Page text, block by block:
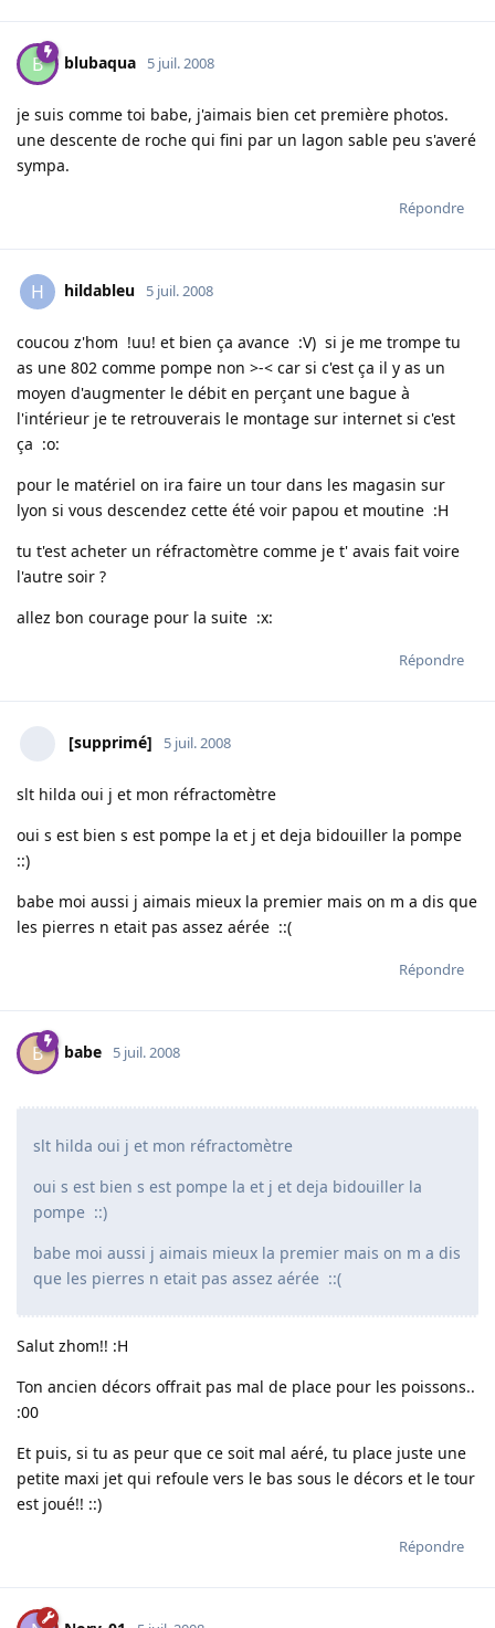
B blubaqua 5 juil. 2008
je suis comme toi babe, j'aimais bien cet première photos.
une descente de roche qui fini par un lagon sable peu s'averé
sympa.
Répondre
H hildableu 5 juil. 2008
coucou z'hom !uu! et bien ça avance :V) si je me trompe tu
as une 802 comme pompe non >-< car si c'est ça il y as un
moyen d'augmenter le débit en perçant une bague à
l'intérieur je te retrouverais le montage sur internet si c'est
ça :o:
pour le matériel on ira faire un tour dans les magasin sur
lyon si vous descendez cette été voir papou et moutine :H
tu t'est acheter un réfractomètre comme je t' avais fait voire
l'autre soir ?
allez bon courage pour la suite :x:
Répondre
[supprimé] 5 juil. 2008
slt hilda oui j et mon réfractomètre
oui s est bien s est pompe la et j et deja bidouiller la pompe
::)
babe moi aussi j aimais mieux la premier mais on m a dis que
les pierres n etait pas assez aérée ::(
Répondre
B babe 5 juil. 2008
slt hilda oui j et mon réfractomètre
oui s est bien s est pompe la et j et deja bidouiller la
pompe ::)
babe moi aussi j aimais mieux la premier mais on m a dis
que les pierres n etait pas assez aérée ::(
Salut zhom!! :H
Ton ancien décors offrait pas mal de place pour les poissons..
:00
Et puis, si tu as peur que ce soit mal aéré, tu place juste une
petite maxi jet qui refoule vers le bas sous le décors et le tour
est joué!! ::)
Répondre